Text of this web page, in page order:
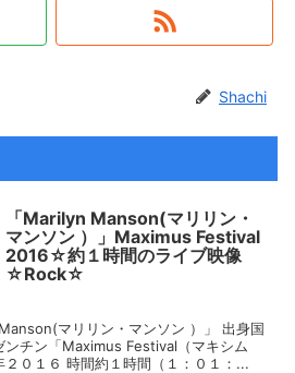
Shachi
「Marilyn Manson(マリリン・
マンソン ）」Maximus Festival
2016☆約１時間のライブ映像
☆Rock☆
マリリン・マンソン ）」 出身国
ンチン「Maximus Festival（マキシム
０１６ 時間約１時間（１：０１：...